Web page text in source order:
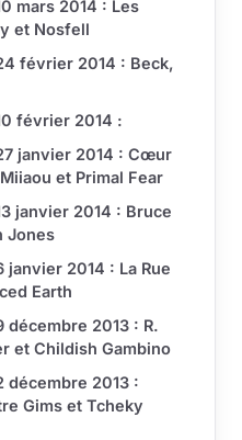
mars 2014 : Les
et Nosfell
février 2014 : Beck,
février 2014 :
janvier 2014 : Cœur
et Primal Fear
janvier 2014 : Bruce
Jones
2014 : La Rue
Earth
2013 : R.
et Childish Gambino
décembre 2013 :
Gims et Tcheky